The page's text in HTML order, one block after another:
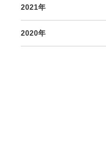
2021年
2020年